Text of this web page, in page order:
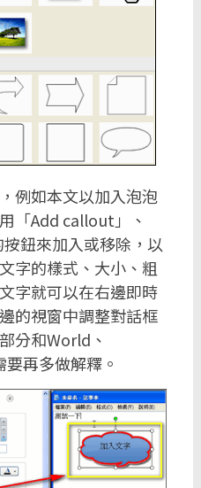
例如本文以加入泡泡
「Add callout」、
鈕來加入或移除，以
字的樣式、大小、粗
字就可以在右邊即時
的視窗中調整對話框
分和World、
再多做解釋。